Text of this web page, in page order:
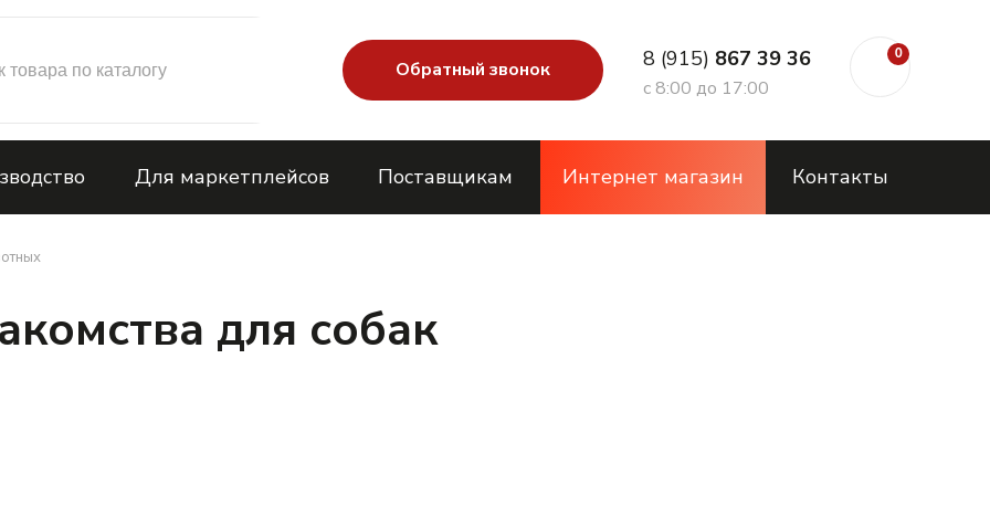
Обратный звонок 8 (915) 867 39 36
с 8:00 до 17:00
0
Поставщикам
Для маркетплейсов Интернет магазин Контакты
для собак